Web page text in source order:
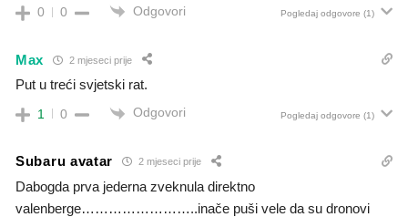
0 0 Odgovori Pogledaj odgovore (1)
Max 2 mjeseci prije
Put u treći svjetski rat.
1 0 Odgovori Pogledaj odgovore (1)
Subaru avatar 2 mjeseci prije
Dabogda prva jederna zveknula direktno
valenberge……………………..inače puši vele da su dronovi